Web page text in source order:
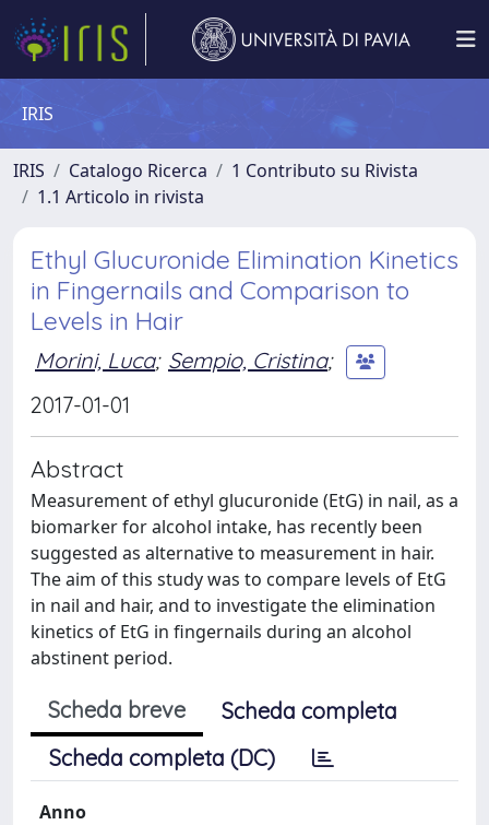
IRIS
IRIS Catalogo Ricerca
1 Contributo su Rivista
1.1 Articolo in rivista
Ethyl Glucuronide Elimination Kinetics
in Fingernails and Comparison to
Levels in Hair
Morini, Luca; Sempio, Cristina;
2017-01-01
Abstract
Measurement of ethyl glucuronide (EtG) in nail, as a
biomarker for alcohol intake, has recently been
suggested as alternative to measurement in hair.
The aim of this study was to compare levels of EtG
in nail and hair, and to investigate the elimination
kinetics of EtG in fingernails during an alcohol
abstinent period.
Scheda breve
Scheda completa
Scheda completa (DC)
Anno